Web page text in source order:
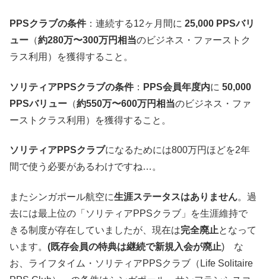
PPSクラブの条件：連続する12ヶ月間に 25,000 PPSバリ
ュー （約280万〜300万円相当のビジネス・ファーストク
ラス利用）を獲得すること。
ソリティアPPSクラブの条件： PPS会員年度内に 50,000
PPSバリュー （約550万〜600万円相当のビジネス・ファ
ーストクラス利用）を獲得すること。
ソリティアPPSクラブになるためには800万円ほどを2年
間で使う必要があるわけですね…。
またシンガポール航空に生涯ステータスはありません。過
去には最上位の「ソリティアPPSクラブ」を生涯維持で
きる制度が存在していましたが、現在は完全廃止となって
います。 (既存会員の特典は継続で新規入会が廃止) な
お、ライフタイム・ソリティアPPSクラブ（Life Solitaire